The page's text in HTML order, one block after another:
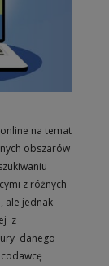
na temat
obszarów
z różnych
ale jednak
z
danego